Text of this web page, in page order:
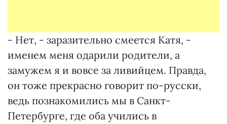
- Нет, - заразительно смеется Катя, -
именем меня одарили родители, а
замужем я и вовсе за ливийцем. Правда,
он тоже прекрасно говорит по-русски,
ведь познакомились мы в Санкт-
Петербурге, где оба учились в